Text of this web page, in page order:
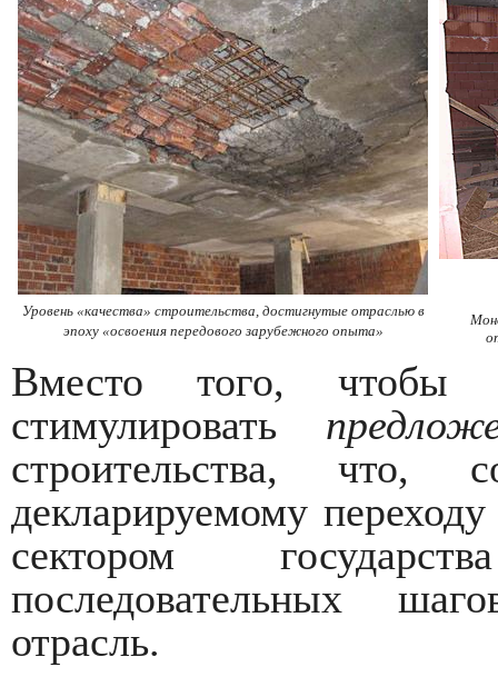
Уровень «качества» строительства, достигнутые отраслью в
эпоху «освоения передового зарубежного опыта»
Вместо того, чтобы
стимулировать
строительства, что,
декларируемому
сектором
последовательных
отрасль.